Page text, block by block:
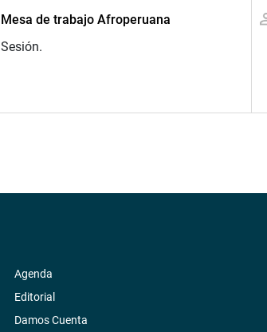
Mesa de trabajo Afroperuana
Sesión.
Agenda
Editorial
Damos Cuenta